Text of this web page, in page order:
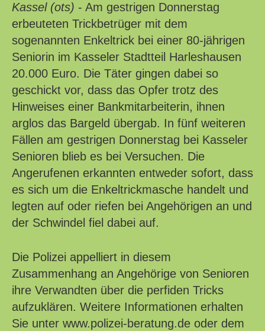
Kassel (ots) - Am gestrigen Donnerstag
erbeuteten Trickbetrüger mit dem
sogenannten Enkeltrick bei einer 80-jährigen
Seniorin im Kasseler Stadtteil Harleshausen
20.000 Euro. Die Täter gingen dabei so
geschickt vor, dass das Opfer trotz des
Hinweises einer Bankmitarbeiterin, ihnen
arglos das Bargeld übergab. In fünf weiteren
Fällen am gestrigen Donnerstag bei Kasseler
Senioren blieb es bei Versuchen. Die
Angerufenen erkannten entweder sofort, dass
es sich um die Enkeltrickmasche handelt und
legten auf oder riefen bei Angehörigen an und
der Schwindel fiel dabei auf.
Die Polizei appelliert in diesem
Zusammenhang an Angehörige von Senioren
ihre Verwandten über die perfiden Tricks
aufzuklären. Weitere Informationen erhalten
Sie unter www.polizei-beratung.de oder dem